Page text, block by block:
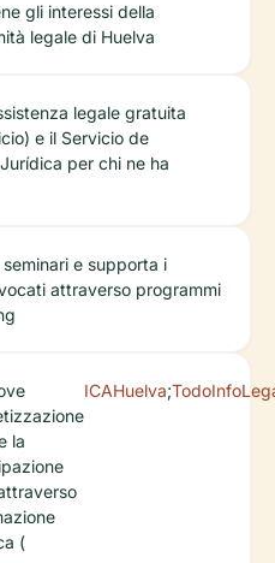
gli interessi della
legale di Huelva
legale gratuita
e il Servicio de
per chi ne ha
e supporta i
attraverso programmi
la
(
ICAHuelva;